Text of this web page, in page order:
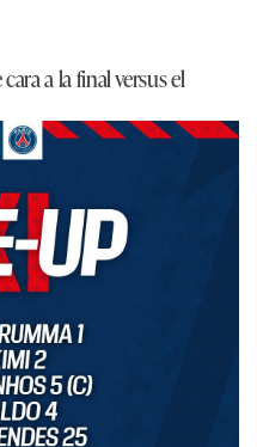
a la final versus el